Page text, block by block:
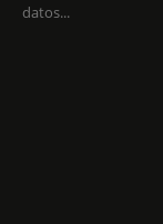
datos...